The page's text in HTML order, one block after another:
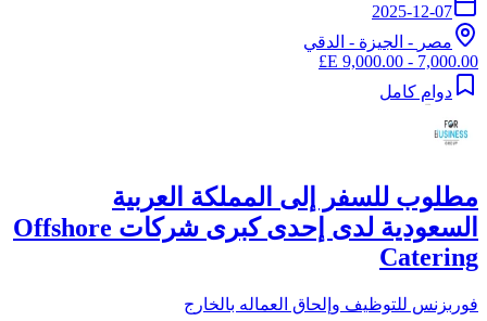
2025-12-07
مصر - الجيزة - الدقي
7,000.00 - 9,000.00 E£
دوام كامل
مطلوب للسفر إلى المملكة العربية
السعودية لدى إحدى كبرى شركات Offshore
Catering
فوربزنس للتوظيف وإلحاق العماله بالخارج